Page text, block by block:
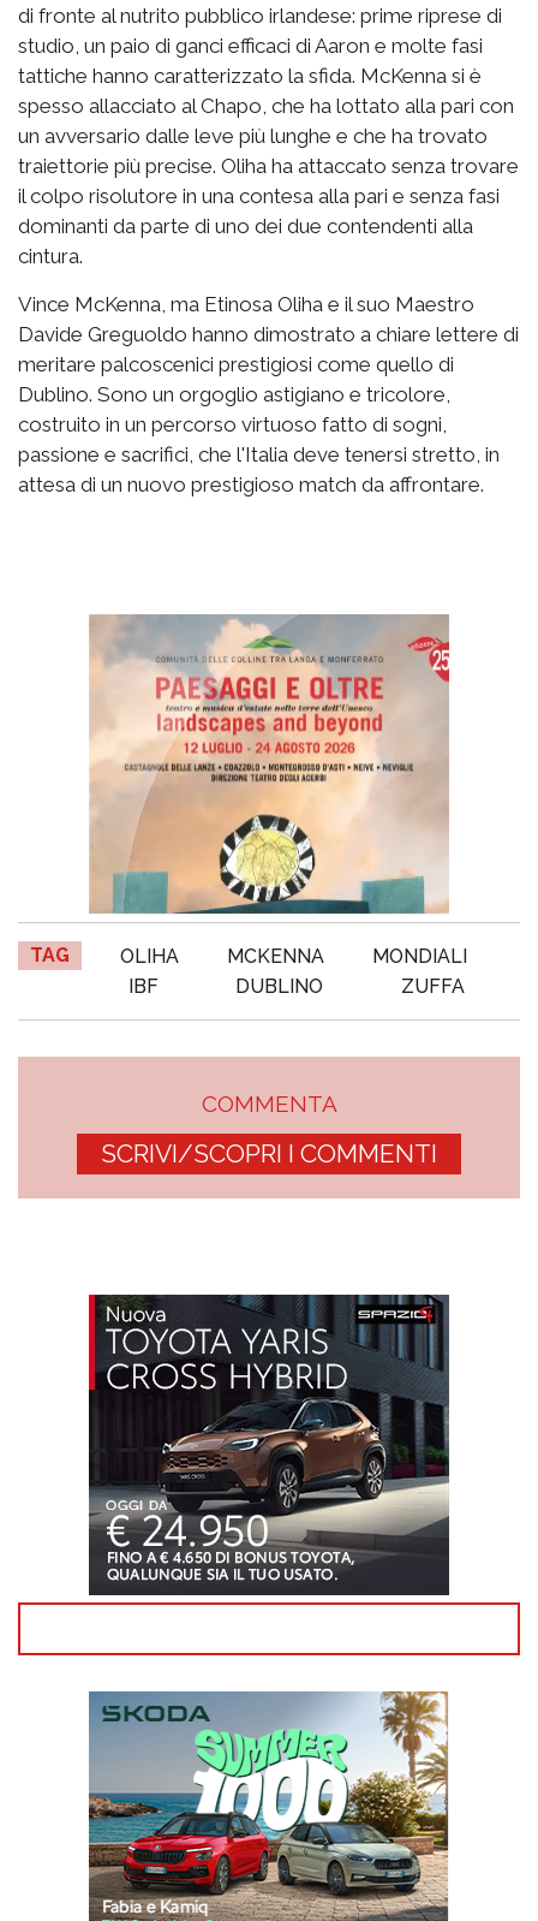
di fronte al nutrito pubblico irlandese: prime riprese di
studio, un paio di ganci efficaci di Aaron e molte fasi
tattiche hanno caratterizzato la sfida. McKenna si è
spesso allacciato al Chapo, che ha lottato alla pari con
un avversario dalle leve più lunghe e che ha trovato
traiettorie più precise. Oliha ha attaccato senza trovare
il colpo risolutore in una contesa alla pari e senza fasi
dominanti da parte di uno dei due contendenti alla
cintura.
Vince McKenna, ma Etinosa Oliha e il suo Maestro
Davide Greguoldo hanno dimostrato a chiare lettere di
meritare palcoscenici prestigiosi come quello di
Dublino. Sono un orgoglio astigiano e tricolore,
costruito in un percorso virtuoso fatto di sogni,
passione e sacrifici, che l'Italia deve tenersi stretto, in
attesa di un nuovo prestigioso match da affrontare.
TAG OLIHA MCKENNA
MONDIALI
IBF
DUBLINO ZUFFA
COMMENTA
SCRIVI/SCOPRI I COMMENTI